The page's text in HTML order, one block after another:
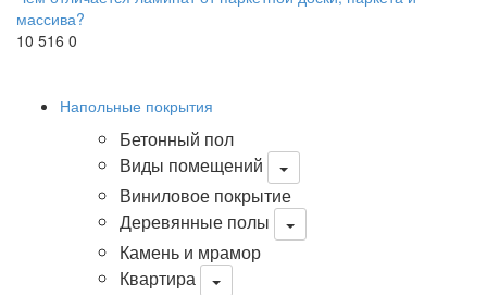
массива?
10 516 0
Напольные покрытия
Бетонный пол
Виды помещений
Виниловое покрытие
Деревянные полы
Камень и мрамор
Квартира